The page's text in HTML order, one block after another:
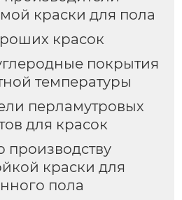
краски для пола
красок
покрытия
температуры
перламутровых
для красок
производству
краски для
пола